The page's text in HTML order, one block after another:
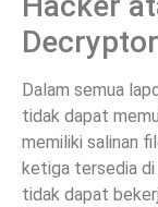
Dalam semua
tidak dapat
memiliki salinan
ketiga tersedia
tidak dapat